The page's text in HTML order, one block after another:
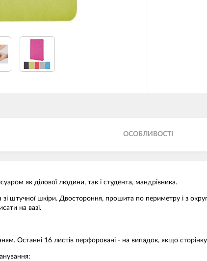
ОСОБЛИВОСТІ
як ділової людини, так і студента, мандрівника.
штучної шкіри. Двостороння, прошита по периметру і з
на вазі.
Останні 16 листів перфоровані - на випадок, якщо